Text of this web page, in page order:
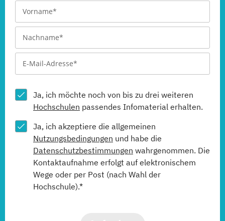
Ja, ich möchte noch von bis zu drei weiteren
Hochschulen passendes Infomaterial erhalten.
Ja, ich akzeptiere die allgemeinen
Nutzungsbedingungen und habe die
Datenschutzbestimmungen wahrgenommen. Die
Kontaktaufnahme erfolgt auf elektronischem
Wege oder per Post (nach Wahl der
Hochschule).*